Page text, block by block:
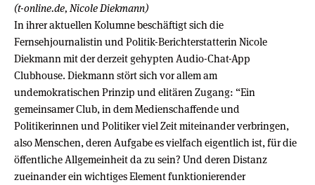
(t-online.de, Nicole Diekmann)
In ihrer aktuellen Kolumne beschäftigt sich die
Fernsehjournalistin und Politik-Berichterstatterin Nicole
Diekmann mit der derzeit gehypten Audio-Chat-App
Clubhouse. Diekmann stört sich vor allem am
undemokratischen Prinzip und elitären Zugang: “Ein
gemeinsamer Club, in dem Medienschaffende und
Politikerinnen und Politiker viel Zeit miteinander verbringen,
also Menschen, deren Aufgabe es vielfach eigentlich ist, für die
öffentliche Allgemeinheit da zu sein? Und deren Distanz
zueinander ein wichtiges Element funktionierender